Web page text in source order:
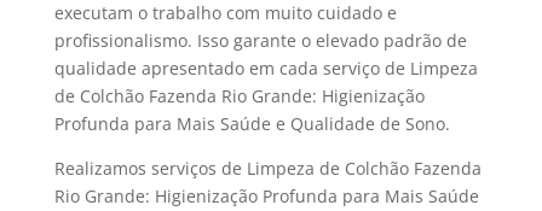
executam o trabalho com muito cuidado e
profissionalismo. Isso garante o elevado padrão de
qualidade apresentado em cada serviço de Limpeza
de Colchão Fazenda Rio Grande: Higienização
Profunda para Mais Saúde e Qualidade de Sono.
Realizamos serviços de Limpeza de Colchão Fazenda
Rio Grande: Higienização Profunda para Mais Saúde